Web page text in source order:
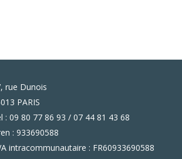
rue Dunois
PARIS
: 09 80 77 86 93 / 07 44 81 43 68
: 933690588
intracommunautaire : FR60933690588